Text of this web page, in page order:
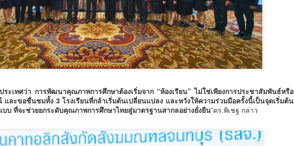
ระเทศว่า การพัฒนาคุณภาพการศึกษาต้องเริ่มจาก “ห้องเรียน” ไม่ใช่เพียงการประชาสัมพันธ์หรือ
และขอชื่นชมทั้ง 3 โรงเรียนที่กล้าเริ่มต้นเปลี่ยนแปลง และหวังให้ความร่วมมือครั้งนี้เป็นจุดเริ่มต้น
บบ ที่จะช่วยยกระดับคุณภาพการศึกษาไทยสู่มาตรฐานสากลอย่างยั่งยืน”ดร.พิเชฐ กล่าว
วศ.อว.–วท.กห. เปิดเวทีหารือแนวทางขับเคลื่อน
วิทยาศาสตร์และเทคโนโลยี เพื่อสนับสนุน อุตสาหกรรม
ป้องกันประเทศ
.–วท.กห.
ตอกย้ำความสำเร็จของระบบ DSD Online Training ใน